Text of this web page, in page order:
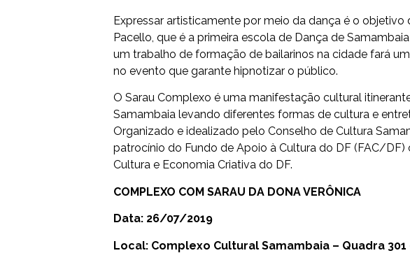
Expressar artisticamente por meio da dança é o objetivo
Pacello, que é a primeira escola de Dança de
um trabalho de formação de bailarinos na cidade fará
no evento que garante hipnotizar o público.
O Sarau Complexo é uma manifestação cultural
Samambaia levando diferentes formas de cultura e
Organizado e idealizado pelo Conselho de Cultura
patrocínio do Fundo de Apoio à Cultura do DF (FAC/
Cultura e Economia Criativa do DF.
COMPLEXO COM SARAU DA DONA VERÔNICA
Data: 26/07/2019
Local: Complexo Cultural Samambaia – Quadra